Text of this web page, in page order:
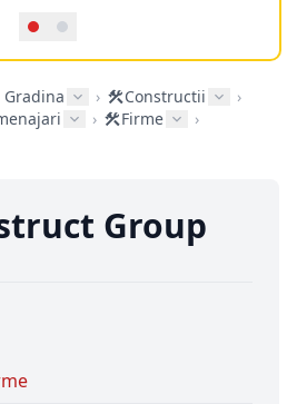
Gradina › Constructii
›
› Firme
›
Group